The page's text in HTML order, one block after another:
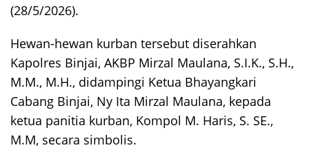
(28/5/2026).
Hewan-hewan kurban tersebut diserahkan
Kapolres Binjai, AKBP Mirzal Maulana, S.I.K., S.H.,
M.M., M.H., didampingi Ketua Bhayangkari
Cabang Binjai, Ny Ita Mirzal Maulana, kepada
ketua panitia kurban, Kompol M. Haris, S. SE.,
M.M, secara simbolis.